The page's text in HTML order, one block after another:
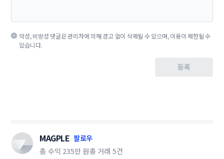
악성, 비방성 댓글은 관리자에 의해 경고 없이 삭제될 수 있으며, 이용이 제한될 수
있습니다.
등록
MAGPLE 팔로우
총 수익 235만 원총 거래 5건